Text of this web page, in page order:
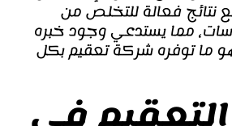
نتائج فعالة للتخلص من
مما يستدعي وجود خبره
ما توفره شركة تعقيم بكل